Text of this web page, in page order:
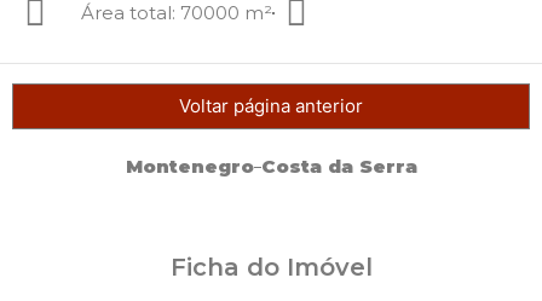
Área total: 70000 m²
Voltar página anterior
Montenegro Costa da Serra
Ficha do Imóvel